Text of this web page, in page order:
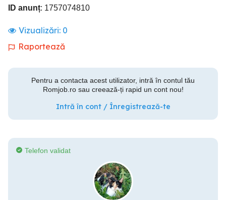
ID anunț: 1757074810
Vizualizări: 0
Raportează
Pentru a contacta acest utilizator, intră în contul tău
Romjob.ro sau creează-ți rapid un cont nou!
Intră în cont / Înregistrează-te
Telefon validat